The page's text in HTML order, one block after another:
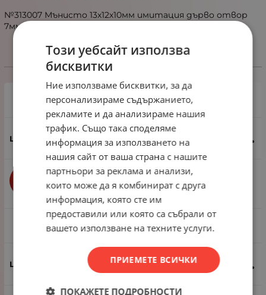
№313007 Мънисто 13х12х10мм имитация дърво отвор
7мм 40 грама ~49 броя
Избери вариант
1 пак - 40 грама ~ 49 броя
0.82€ лв.
1 пак - 500 грама ~620 броя
6.14€ / 12.01 лв.
Този уебсайт използва
бисквитки
Ние използваме бисквитки, за да
персонализираме съдържанието,
рекламите и да анализираме нашия
трафик. Също така споделяме
информация за използването на
нашия сайт от ваша страна с нашите
партньори за реклама и анализи,
които може да я комбинират с друга
информация, която сте им
предоставили или която са събрали от
вашето използване на техните услуги.
ПРИЕМЕТЕ ВСИЧКИ
ПОКАЖЕТЕ ПОДРОБНОСТИ